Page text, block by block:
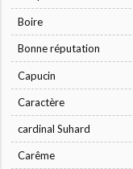
Boire
Bonne réputation
Capucin
Caractère
cardinal Suhard
Carême